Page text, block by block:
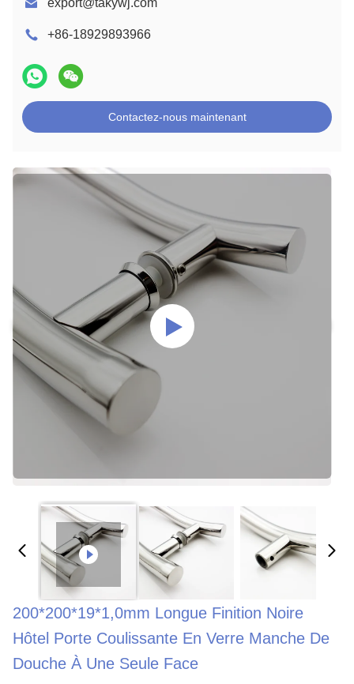
export@takywj.com
+86-18929893966
Contactez-nous maintenant
200*200*19*1,0mm Longue Finition Noire
Hôtel Porte Coulissante En Verre Manche De
Douche À Une Seule Face